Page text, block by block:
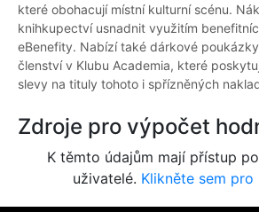
které obohacují místní kulturní scénu.
knihkupectví usnadnit využitím
eBenefity. Nabízí také dárkové
členství v Klubu Academia, které
slevy na tituly tohoto i spřízněných
Zdroje pro výpočet
K těmto údajům mají přístup
uživatelé. Klikněte sem pro